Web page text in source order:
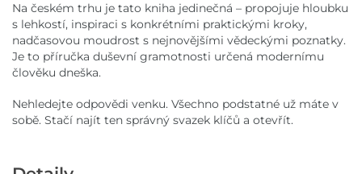
Na českém trhu je tato kniha jedinečná – propojuje hloubku
s lehkostí, inspiraci s konkrétními praktickými kroky,
nadčasovou moudrost s nejnovějšími vědeckými poznatky.
Je to příručka duševní gramotnosti určená modernímu
člověku dneška.
Nehledejte odpovědi venku. Všechno podstatné už máte v
sobě. Stačí najít ten správný svazek klíčů a otevřít.